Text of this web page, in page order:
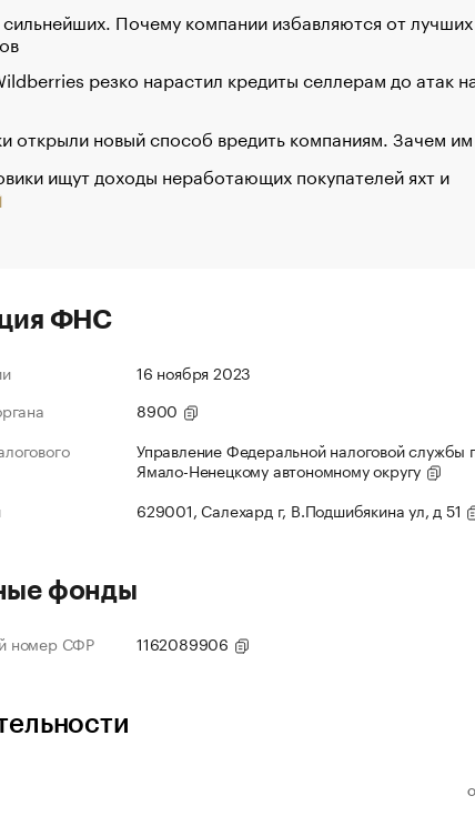
Почему компании избавляются от лучших
резко нарастил кредиты селлерам до атак
открыли новый способ вредить компаниям. Зачем
ищут доходы неработающих покупателей яхт и
ФНС
16 ноября 2023
8900
Управление Федеральной налоговой службы
Ямало-Ненецкому автономному округу
629001, Салехард г, В.Подшибякина ул, д 51
фонды
номер СФР 1162089906